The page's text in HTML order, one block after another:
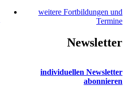
weitere Fortbildungen und
Termine
Newsletter
individuellen Newsletter
abonnieren